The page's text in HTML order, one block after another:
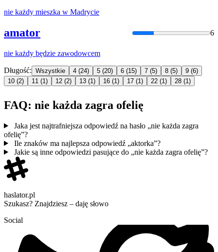
nie każdy mieszka w Madrycie
amator 6
nie każdy będzie zawodowcem
Długość: Wszystkie 4 (24) 5 (20) 6 (15) 7 (5) 8 (5) 9 (6)
10 (2) 11 (1) 12 (2) 13 (1) 16 (1) 17 (1) 22 (1) 28 (1)
FAQ: nie każda zagra ofelię
Jaka jest najtrafniejsza odpowiedź na hasło „nie każda zagra
ofelię”?
Ile znaków ma najlepsza odpowiedź „aktorka”?
Jakie są inne odpowiedzi pasujące do „nie każda zagra ofelię”?
haslator.pl
Szukasz? Znajdziesz – daję słowo
Social